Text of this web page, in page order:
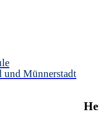
und Münnerstadt